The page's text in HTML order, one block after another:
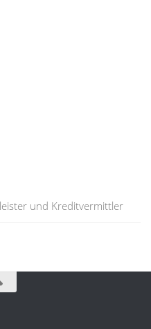
und Kreditvermittler